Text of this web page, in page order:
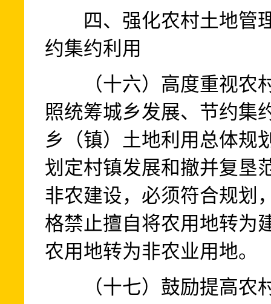
四、强化农村土地管理
约集约利用
（十六）高度重视农村
照统筹城乡发展、节约集
乡（镇）土地利用总体规
划定村镇发展和撤并复垦
非农建设，必须符合规划
格禁止擅自将农用地转为
农用地转为非农业用地。
（十七）鼓励提高农村